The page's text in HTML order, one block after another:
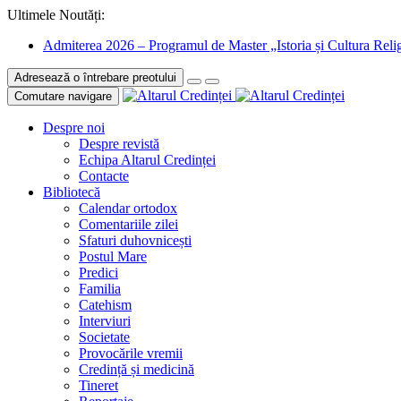
Ultimele Noutăți:
Admiterea 2026 – Programul de Master „Istoria și Cultura
Adresează o întrebare preotului
Comutare navigare
Despre noi
Despre revistă
Echipa Altarul Credinței
Contacte
Bibliotecă
Calendar ortodox
Comentariile zilei
Sfaturi duhovnicești
Postul Mare
Predici
Familia
Catehism
Interviuri
Societate
Provocările vremii
Credință și medicină
Tineret